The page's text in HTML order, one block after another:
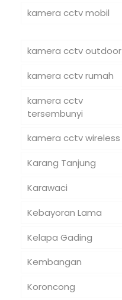
kamera cctv mobil
kamera cctv outdoor
kamera cctv rumah
kamera cctv
tersembunyi
kamera cctv wireless
Karang Tanjung
Karawaci
Kebayoran Lama
Kelapa Gading
Kembangan
Koroncong